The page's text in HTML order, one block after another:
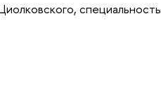
специальность